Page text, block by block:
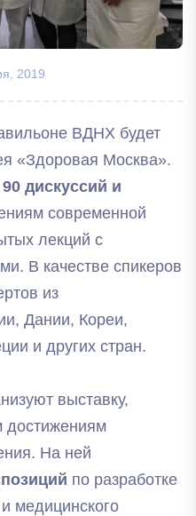
2019
ВДНХ будет
«Здоровая Москва».
дискуссий и
современной
лекций с
В качестве спикеров
из
Дании, Кореи,
и других стран.
выставку,
На ней
по разработке
медицинского